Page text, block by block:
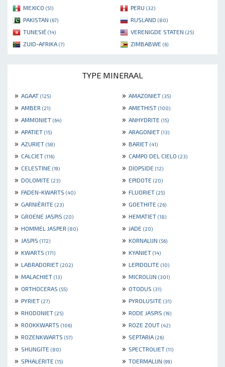
MEXICO (51) PERU (32)
PAKISTAN (67) RUSLAND (80)
TUNESIË (14) VERENIGDE STATEN (25)
ZUID-AFRIKA (7) ZIMBABWE (6)
TYPE MINERAAL
» AGAAT (125) » AMAZONIET (35)
» AMBER (21) » AMETHIST (100)
» AMMONIET (64) » ANHYDRITE (15)
» APATIET (15) » ARAGONIET (13)
» AZURIET (58) » BARIET (41)
» CALCIET (116) » CAMPO DEL CIELO (23)
» CELESTINE (19) » DIOPSIDE (12)
» DOLOMITE (23) » EPIDOTE (20)
» FADEN-KWARTS (40) » FLUORIET (25)
» GARNIÈRITE (23) » GOETHITE (26)
» GROENE JASPIS (20) » HEMATIET (18)
» HOMMEL JASPER (80) » JADE (20)
» JASPIS (172) » KORNALIJN (56)
» KWARTS (171) » KYANIET (14)
» LABRADORIET (202) » LEPIDOLITE (10)
» MALACHIET (13) » MICROLIJN (301)
» ORTHOCERAS (55) » OTODUS (31)
» PYRIET (27) » PYROLUSITE (31)
» RHODONIET (25) » RODE JASPIS (19)
» ROOKKWARTS (106) » ROZE ZOUT (42)
» ROZENKWARTS (57) » SEPTARIA (26)
» SHUNGITE (80) » SPECTROLIET (11)
» SPHALERITE (15) » TOERMALIJN (99)